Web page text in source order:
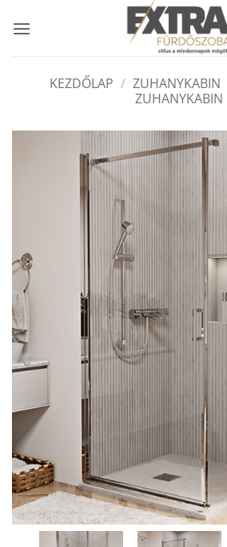
KEZDŐLAP / ZUHANYKABIN
ZUHANYKABIN